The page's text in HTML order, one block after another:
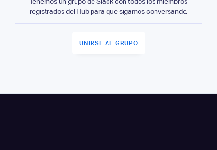
registrados del Hub para que sigamos conversando.
UNIRSE AL GRUPO